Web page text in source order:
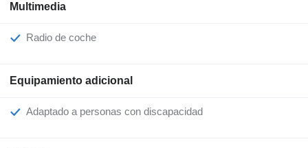
Multimedia
Radio de coche
Equipamiento adicional
Adaptado a personas con discapacidad